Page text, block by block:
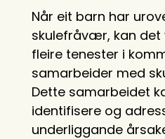
Når eit barn har
skulefråvær, kan det
fleire tenester i
samarbeider med
Dette samarbeidet
identifisere og
underliggande